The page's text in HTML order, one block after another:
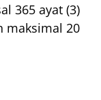
365 ayat (3)
maksimal 20